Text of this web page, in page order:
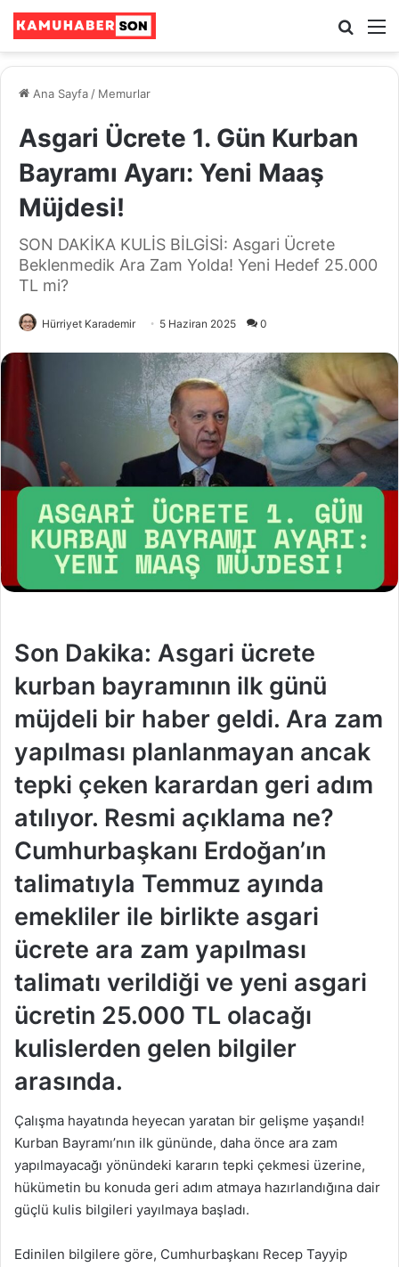
Ara
Ana Sayfa / Memurlar
Asgari Ücrete 1. Gün Kurban
Bayramı Ayarı: Yeni Maaş
Müjdesi!
SON DAKİKA KULİS BİLGİSİ: Asgari Ücrete
Beklenmedik Ara Zam Yolda! Yeni Hedef 25.000
TL mi?
Hürriyet Karademir 5 Haziran 2025 0
Son Dakika: Asgari ücrete
kurban bayramının ilk günü
müjdeli bir haber geldi. Ara zam
yapılması planlanmayan ancak
tepki çeken karardan geri adım
atılıyor. Resmi açıklama ne?
Cumhurbaşkanı Erdoğan’ın
talimatıyla Temmuz ayında
emekliler ile birlikte asgari
ücrete ara zam yapılması
talimatı verildiği ve yeni asgari
ücretin 25.000 TL olacağı
kulislerden gelen bilgiler
arasında.
Çalışma hayatında heyecan yaratan bir gelişme yaşandı!
Kurban Bayramı’nın ilk gününde, daha önce ara zam
yapılmayacağı yönündeki kararın tepki çekmesi üzerine,
hükümetin bu konuda geri adım atmaya hazırlandığına dair
güçlü kulis bilgileri yayılmaya başladı.
Edinilen bilgilere göre, Cumhurbaşkanı Recep Tayyip